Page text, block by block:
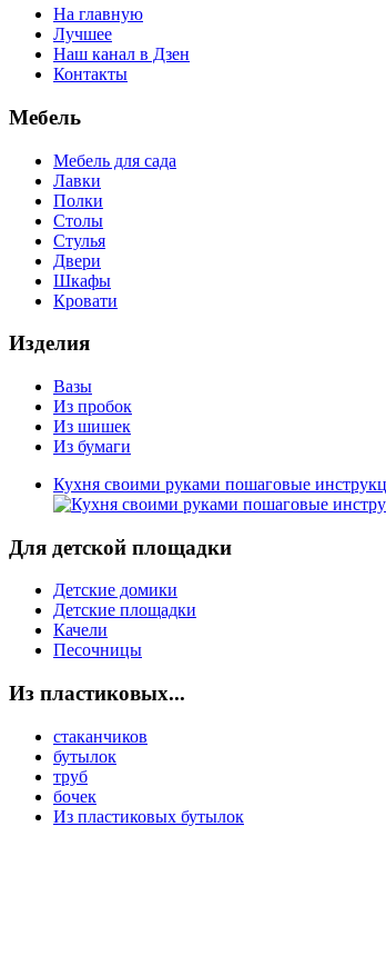
На главную
Лучшее
Наш канал в Дзен
Контакты
Мебель
Мебель для сада
Лавки
Полки
Столы
Стулья
Двери
Шкафы
Кровати
Изделия
Вазы
Из пробок
Из шишек
Из бумаги
Кухня своими руками пошаговые
Для детской площадки
Детские домики
Детские площадки
Качели
Песочницы
Из пластиковых...
стаканчиков
бутылок
труб
бочек
Из пластиковых бутылок